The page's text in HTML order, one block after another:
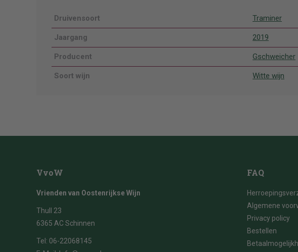
Druivensoort Traminer
Jaargang 2019
Producent Gschweicher
Soort wijn Witte wijn
VvoW
Vrienden van Oostenrijkse Wijn
Thull 23
6365 AC Schinnen
Tel: 06-22068145
FAQ
Algemene
Privacy policy
Bestellen